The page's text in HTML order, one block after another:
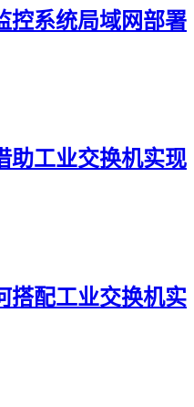
控系统局域网部署
助工业交换机实现
搭配工业交换机实